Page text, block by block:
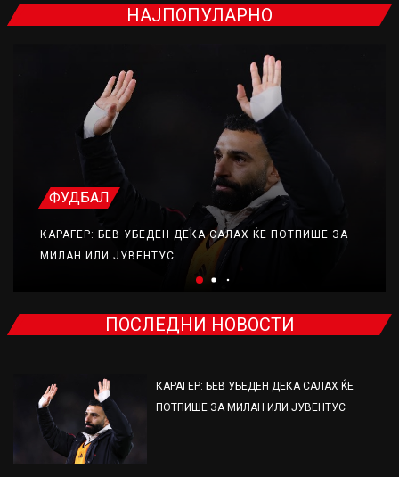
НАЈПОПУЛАРНО
ФУДБАЛ
КАРАГЕР: БЕВ УБЕДЕН ДЕКА САЛАХ ЌЕ ПОТПИШЕ ЗА
МИЛАН ИЛИ ЈУВЕНТУС
ПОСЛЕДНИ НОВОСТИ
КАРАГЕР: БЕВ УБЕДЕН ДЕКА САЛАХ ЌЕ
ПОТПИШЕ ЗА МИЛАН ИЛИ ЈУВЕНТУС